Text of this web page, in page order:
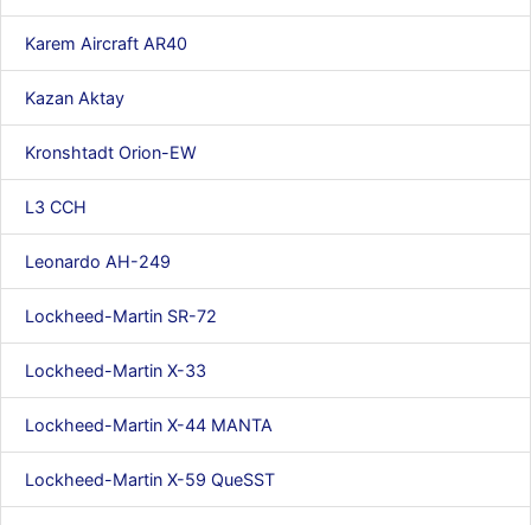
Karem Aircraft AR40
Kazan Aktay
Kronshtadt Orion-EW
L3 CCH
Leonardo AH-249
Lockheed-Martin SR-72
Lockheed-Martin X-33
Lockheed-Martin X-44 MANTA
Lockheed-Martin X-59 QueSST